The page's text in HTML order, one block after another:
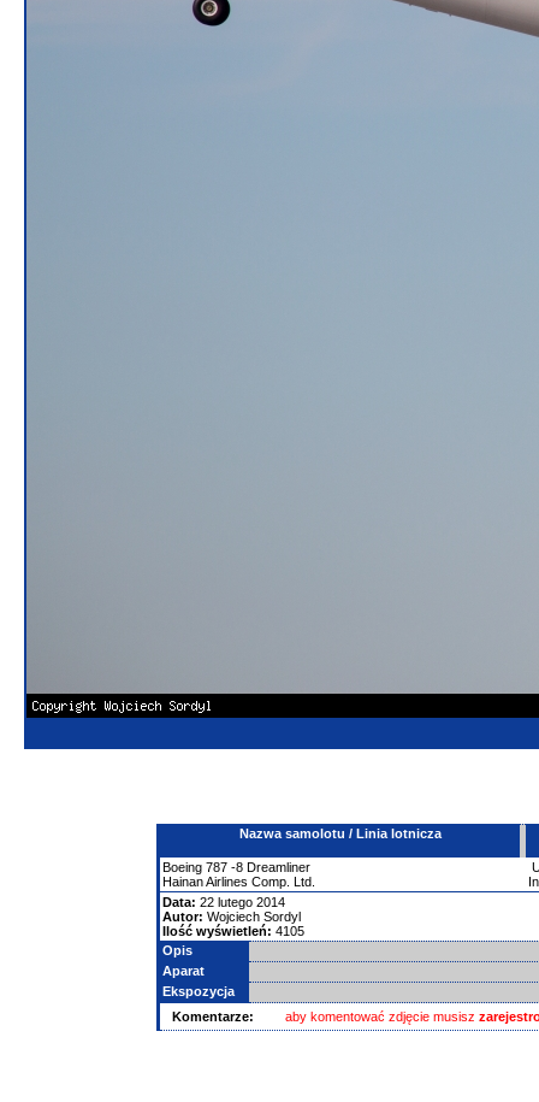
Nazwa samolotu / Linia lotnicza
Boeing 787 -8 Dreamliner
Hainan Airlines Comp. Ltd.
Data: 22 lutego 2014
Autor: Wojciech Sordyl
Ilość wyświetleń: 4105
Opis
Aparat
Ekspozycja
Komentarze:
aby komentować zdjęcie musisz